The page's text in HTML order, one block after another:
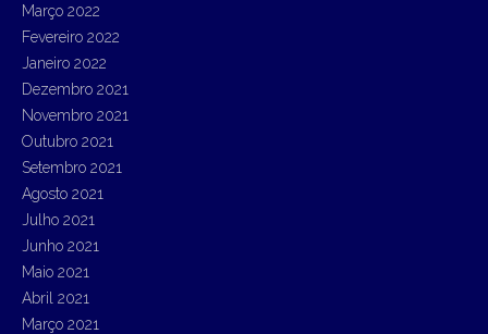
Março 2022
Fevereiro 2022
Janeiro 2022
Dezembro 2021
Novembro 2021
Outubro 2021
Setembro 2021
Agosto 2021
Julho 2021
Junho 2021
Maio 2021
Abril 2021
Março 2021